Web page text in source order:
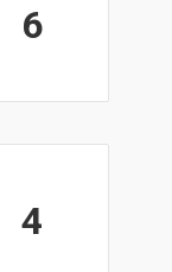
6
4